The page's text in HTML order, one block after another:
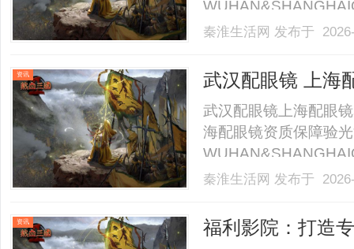
业验光配镜的写字楼
40%-60%优惠，兼顾
秦淮生活网 发布于
资讯 武汉配眼镜 上海
武汉配眼镜上海配眼
海配眼镜资质保障验
业验光配镜的写字楼
40%-60%优惠，兼顾
秦淮生活网 发布于
资讯 福利影院：打造